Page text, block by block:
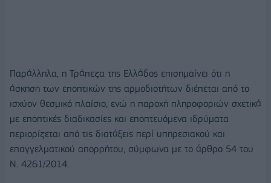
Παράλληλα, η Τράπεζα της Ελλάδος επισημαίνει ότι η
άσκηση των εποπτικών της αρμοδιοτήτων διέπεται από το
ισχύον θεσμικό πλαίσιο, ενώ η παροχή πληροφοριών σχετικά
με εποπτικές διαδικασίες και εποπτευόμενα ιδρύματα
περιορίζεται από τις διατάξεις περί υπηρεσιακού και
επαγγελματικού απορρήτου, σύμφωνα με το άρθρο 54 του
Ν. 4261/2014.